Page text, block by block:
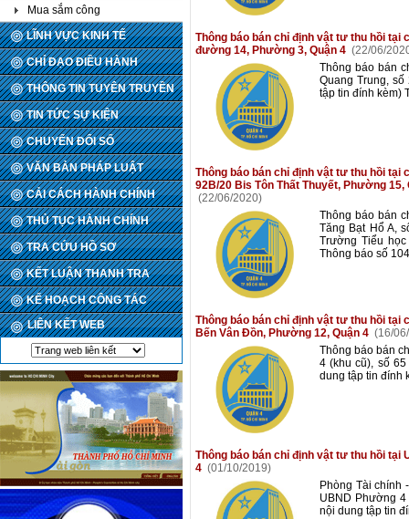
Mua sắm công
LĨNH VỰC KINH TẾ
CHỈ ĐẠO ĐIỀU HÀNH
THÔNG TIN TUYÊN TRUYỀN
TIN TỨC SỰ KIỆN
CHUYỂN ĐỔI SỐ
VĂN BẢN PHÁP LUẬT
CẢI CÁCH HÀNH CHÍNH
THỦ TỤC HÀNH CHÍNH
TRA CỨU HỒ SƠ
KẾT LUẬN THANH TRA
KẾ HOẠCH CÔNG TÁC
LIÊN KẾT WEB
Thông báo bán chỉ định vật tư thu hồi tại
đường 14, Phường 3, Quận 4 (22/06/
Thông báo bán
Quang Trung,
tập tin đính kèm)
Thông báo bán chỉ định vật tư thu hồi
92B/20 Bis Tôn Thất Thuyết, Phường
(22/06/2020)
Thông báo bán
Tăng Bạt Hổ A,
Trường Tiểu
Thông báo số
Thông báo bán chỉ định vật tư thu hồi tại
Bến Vân Đồn, Phường 12, Quận 4 (16/
Thông báo bán
4 (khu cũ), số
dung tập tin đính
Thông báo bán chỉ định vật tư thu hồi tại
4 (01/10/2019)
Phòng Tài chính
UBND Phường
nội dung tập tin